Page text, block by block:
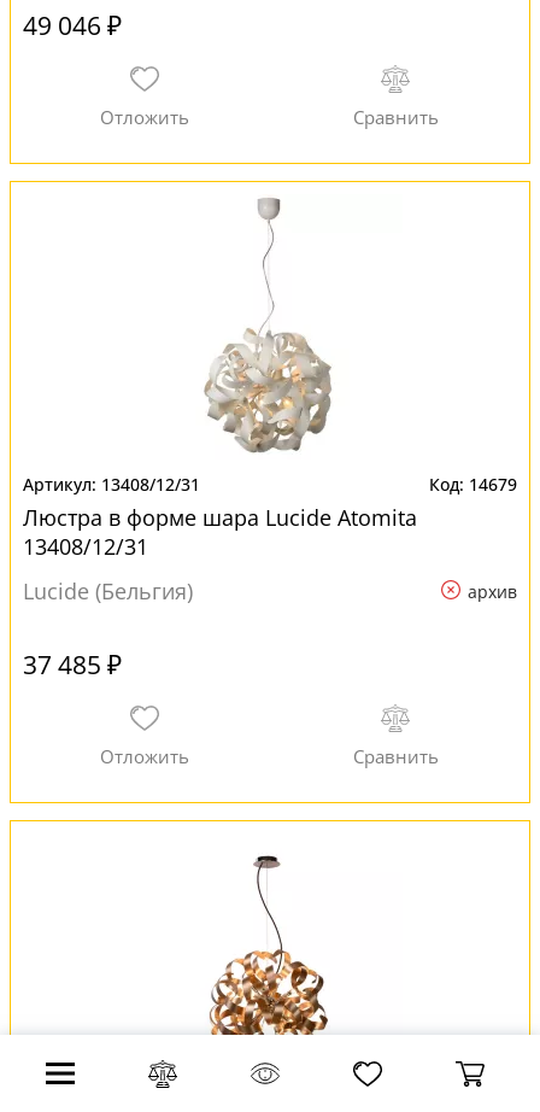
49 046 ₽
13408/12/31 14679
Люстра в форме шара Lucide Atomita
13408/12/31
Lucide (Бельгия)
архив
37 485 ₽